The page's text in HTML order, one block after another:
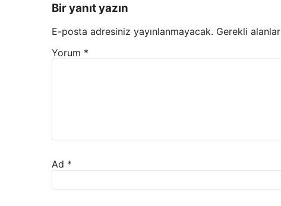
Bir yanıt yazın
E-posta adresiniz yayınlanmayacak. Gerekli alanlar
Yorum *
Ad *